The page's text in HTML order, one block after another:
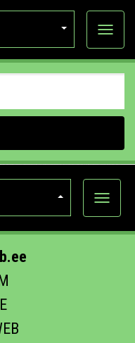
Näytä
Näytä